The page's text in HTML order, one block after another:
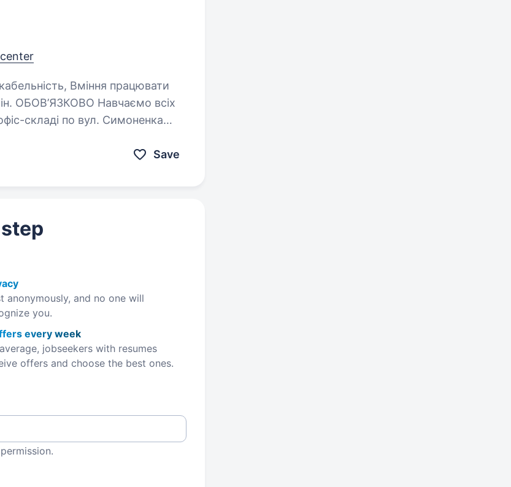
у нас на офіс-складі по вул. Симоненка…
Save
anonymously, and no one will
you.
every week
jobseekers with resumes
offers and choose the best ones.